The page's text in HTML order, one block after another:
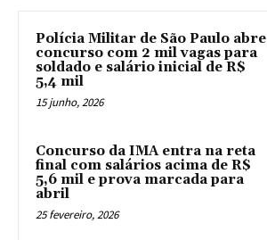
Polícia Militar de São Paulo abre
concurso com 2 mil vagas para
soldado e salário inicial de R$
5,4 mil
15 junho, 2026
Concurso da IMA entra na reta
final com salários acima de R$
5,6 mil e prova marcada para
abril
25 fevereiro, 2026